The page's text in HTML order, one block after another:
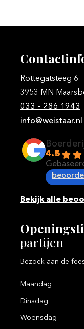
Rottegatsteeg 6
3953 MN
033 – 286 1943
info@weistaar.nl
4.5
Bekijk alle
partijen
Bezoek aan de
Maandag
Dinsdag
Woensdag